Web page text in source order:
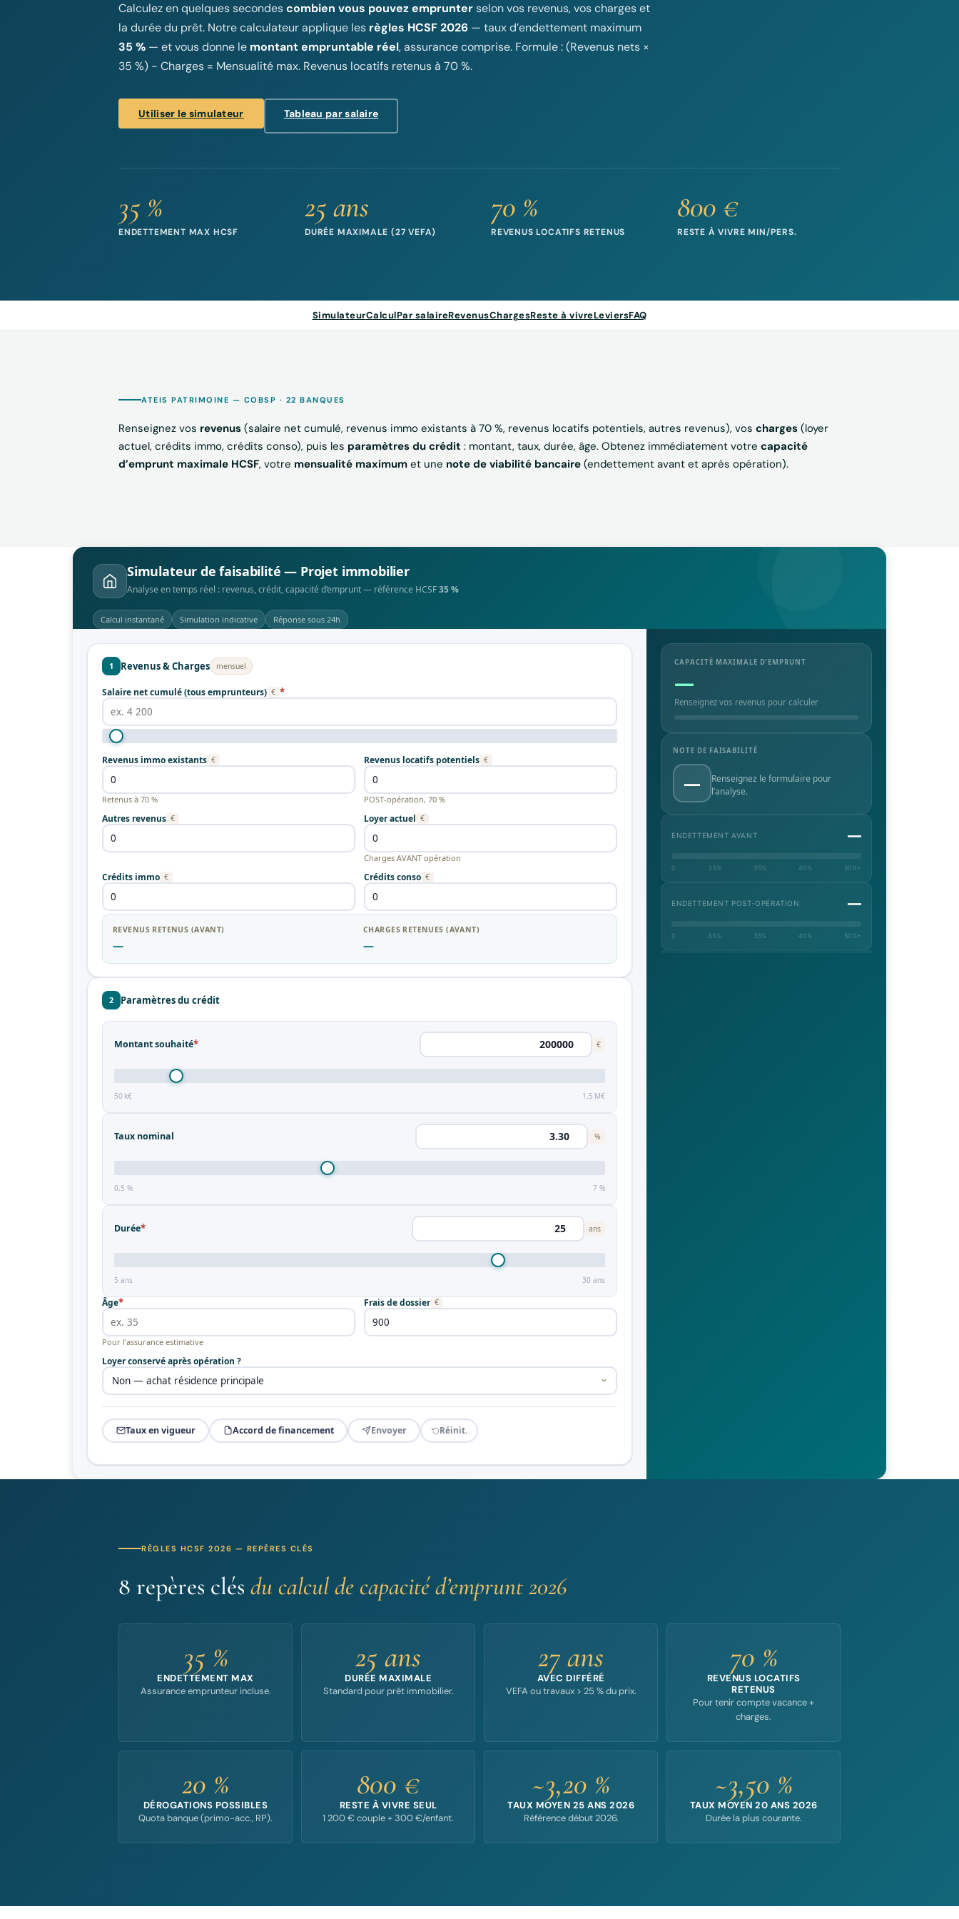
Calculez en quelques secondescombien vous pouvez emprunterselon vos revenus, vos charges et
la durée du prêt. Notre calculateur applique les règles HCSF 2026 — taux d’endettement maximum
35 % — et vous donne le montant empruntable réel, assurance comprise. Formule : (Revenus nets ×
35 %) − Charges = Mensualité max. Revenus locatifs retenus à 70 %.
Utiliser le simulateur Tableau par salaire
35 %
ENDETTEMENT MAX HCSF
25 ans
DURÉE MAXIMALE (27 VEFA)
70 %
REVENUS LOCATIFS RETENUS
800 €
RESTE À VIVRE MIN/PERS.
SimulateurCalculPar salaireRevenusChargesReste à vivreLeviersFAQ
ATEIS PATRIMOINE — COBSP · 22 BANQUES
Renseignez vos revenus (salaire net cumulé, revenus immo existants à 70 %, revenus locatifs potentiels, autres revenus), vos charges (loyer
actuel, crédits immo, crédits conso), puis les paramètres du crédit : montant, taux, durée, âge. Obtenez immédiatement votre capacité
d’emprunt maximale HCSF, votre mensualité maximum et une note de viabilité bancaire (endettement avant et après opération).
Simulateur de faisabilité — Projet immobilier
Analyse en temps réel : revenus, crédit, capacité d’emprunt — référence HCSF35 %
Calcul instantané Simulation indicative Réponse sous 24h
1 Revenus & Charges mensuel
Salaire net cumulé (tous emprunteurs) € *
Revenus immo existants €
Retenus à 70 %
Revenus locatifs potentiels €
POST-opération, 70 %
Autres revenus € Loyer actuel €
Charges AVANT opération
Crédits immo € Crédits conso €
REVENUS RETENUS (AVANT)
—
CHARGES RETENUES (AVANT)
—
2 Paramètres du crédit
Montant souhaité* €
50 k€ 1,5 M€
Taux nominal %
0,5 % 7 %
Durée* ans
5 ans 30 ans
Âge*
Pour l’assurance estimative
Frais de dossier €
Loyer conservé après opération ?
Taux en vigueur Accord de financement Envoyer Réinit.
CAPACITÉ MAXIMALE D’EMPRUNT
—
Renseignez vos revenus pour calculer
NOTE DE FAISABILITÉ
—
Renseignez le formulaire pour
l’analyse.
ENDETTEMENT AVANT —
0 33% 35% 40% 50%+
ENDETTEMENT POST-OPÉRATION —
0 33% 35% 40% 50%+
RÈGLES HCSF 2026 — REPÈRES CLÉS
8 repères clés du calcul de capacité d’emprunt 2026
35 %
ENDETTEMENT MAX
Assurance emprunteur incluse.
25 ans
DURÉE MAXIMALE
Standard pour prêt immobilier.
27 ans
AVEC DIFFÉRÉ
VEFA ou travaux > 25 % du prix.
70 %
REVENUS LOCATIFS
RETENUS
Pour tenir compte vacance +
charges.
20 %
DÉROGATIONS POSSIBLES
Quota banque (primo-acc., RP).
800 €
RESTE À VIVRE SEUL
1 200 € couple + 300 €/enfant.
~3,20 %
TAUX MOYEN 25 ANS 2026
Référence début 2026.
~3,50 %
TAUX MOYEN 20 ANS 2026
Durée la plus courante.